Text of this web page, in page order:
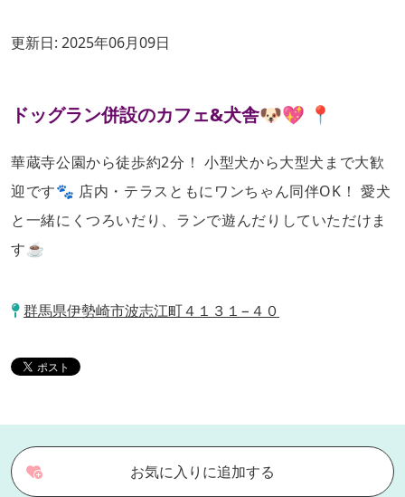
更新日: 2025年06月09日
ドッグラン併設のカフェ&犬舎🐶💖 📍
華蔵寺公園から徒歩約2分！ 小型犬から大型犬まで大歓
迎です🐾 店内・テラスともにワンちゃん同伴OK！ 愛犬
と一緒にくつろいだり、ランで遊んだりしていただけま
す☕
群馬県伊勢崎市波志江町４１３１−４０
お気に入りに追加する